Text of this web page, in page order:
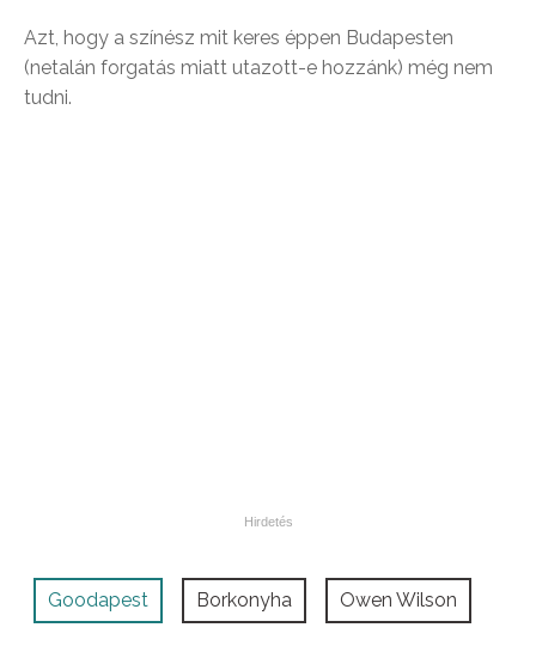
Azt, hogy a színész mit keres éppen Budapesten
(netalán forgatás miatt utazott-e hozzánk) még nem
tudni.
Goodapest Borkonyha Owen Wilson